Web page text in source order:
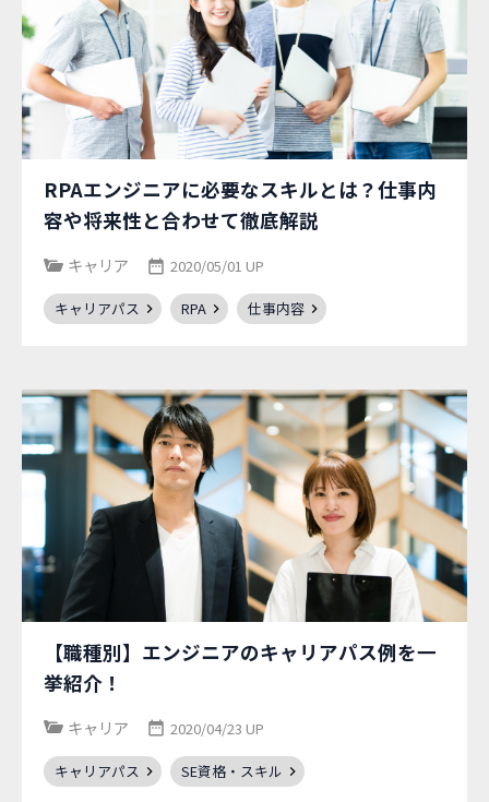
RPAエンジニアに必要なスキルとは？仕事内
容や将来性と合わせて徹底解説
キャリア 2020/05/01 UP
キャリアパス RPA 仕事内容
【職種別】エンジニアのキャリアパス例を一
挙紹介！
キャリア 2020/04/23 UP
キャリアパス SE資格・スキル